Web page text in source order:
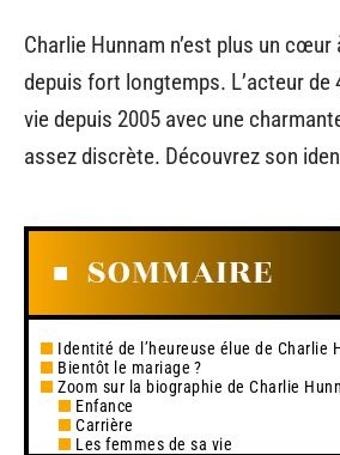
Charlie Hunnam n’est plus un cœur
depuis fort longtemps. L’acteur de
vie depuis 2005 avec une
assez discrète. Découvrez son
SOMMAIRE
Identité de l’heureuse élue de Charlie
Bientôt le mariage ?
Zoom sur la biographie de Charlie
Enfance
Carrière
Les femmes de sa vie